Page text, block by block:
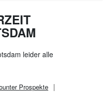
leider alle
Prospekte